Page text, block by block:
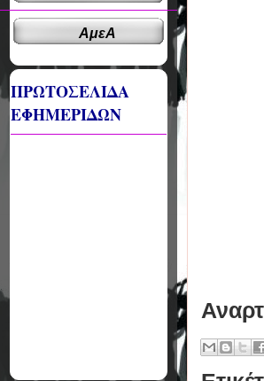
ΑμεΑ
ΠΡΩΤΟΣΕΛΙΔΑ
ΕΦΗΜΕΡΙΔΩΝ